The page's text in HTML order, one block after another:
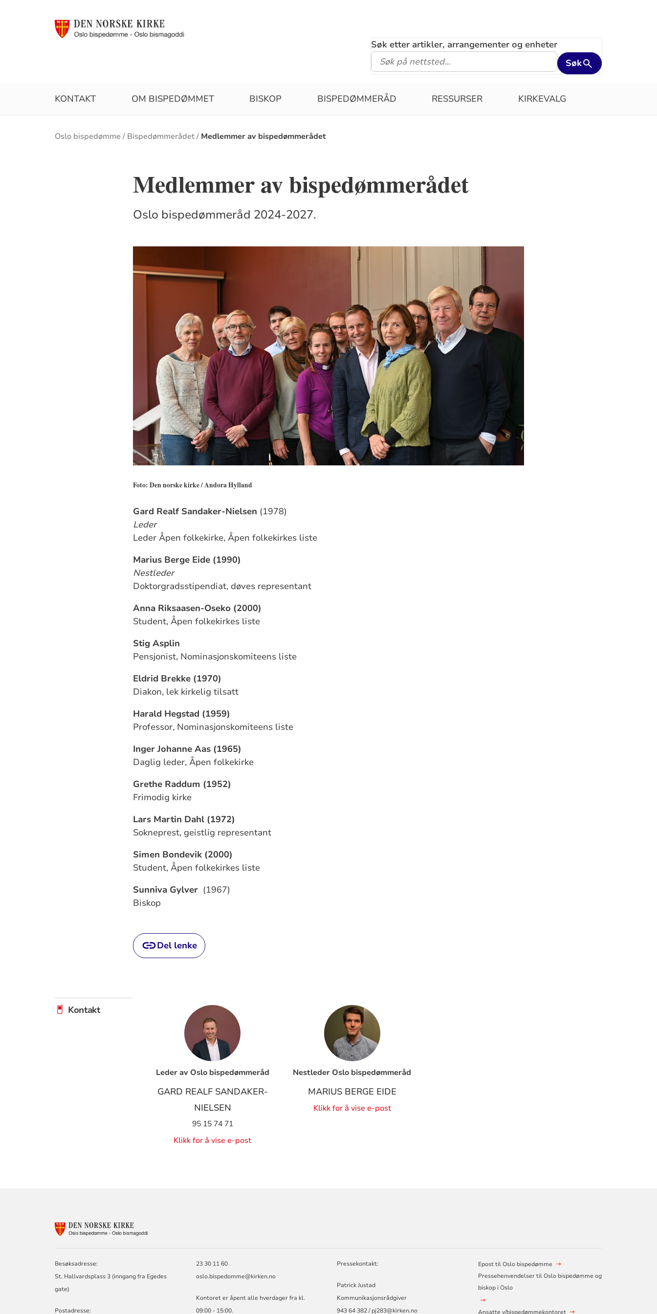
Søk etter artikler, arrangementer og enheter
Søk
KONTAKT OM BISPEDØMMET BISKOP BISPEDØMMERÅD RESSURSER KIRKEVALG
Brødsmulesti
Oslo bispedømme Bispedømmerådet Medlemmer av bispedømmerådet
Medlemmer av bispedømmerådet
Oslo bispedømmeråd 2024-2027.
Foto: Den norske kirke / Andora Hylland
Gard Realf Sandaker-Nielsen (1978)
Leder
Leder Åpen folkekirke, Åpen folkekirkes liste
Marius Berge Eide (1990)
Nestleder
Doktorgradsstipendiat, døves representant
Anna Riksaasen-Oseko (2000)
Student, Åpen folkekirkes liste
Stig Asplin
Pensjonist, Nominasjonskomiteens liste
Eldrid Brekke (1970)
Diakon, lek kirkelig tilsatt
Harald Hegstad (1959)
Professor, Nominasjonskomiteens liste
Inger Johanne Aas (1965)
Daglig leder, Åpen folkekirke
Grethe Raddum (1952)
Frimodig kirke
Lars Martin Dahl (1972)
Sokneprest, geistlig representant
Simen Bondevik (2000)
Student, Åpen folkekirkes liste
Sunniva Gylver (1967)
Biskop
Del lenke
Kontakt
Leder av Oslo bispedømmeråd
GARD REALF SANDAKER-
NIELSEN
95 15 74 71
Klikk for å vise e-post
Nestleder Oslo bispedømmeråd
MARIUS BERGE EIDE
Klikk for å vise e-post
Besøksadresse:
St. Hallvardsplass 3 (inngang fra Egedes
gate)
Postadresse:
23 30 11 60
oslo.bispedomme@kirken.no
Kontoret er åpent alle hverdager fra kl.
09:00 - 15:00.
Pressekontakt:
Patrick Justad
Kommunikasjonsrådgiver
943 64 382 / pj283@kirken.no
Epost til Oslo bispedømme
Pressehenvendelser til Oslo bispedømme og
biskop i Oslo
Ansatte v/bispedømmekontoret